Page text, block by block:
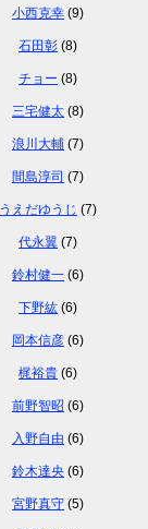
小西克幸 (9)
石田彰 (8)
チョー (8)
三宅健太 (8)
浪川大輔 (7)
間島淳司 (7)
うえだゆうじ (7)
代永翼 (7)
鈴村健一 (6)
下野紘 (6)
岡本信彦 (6)
梶裕貴 (6)
前野智昭 (6)
入野自由 (6)
鈴木達央 (6)
宮野真守 (5)